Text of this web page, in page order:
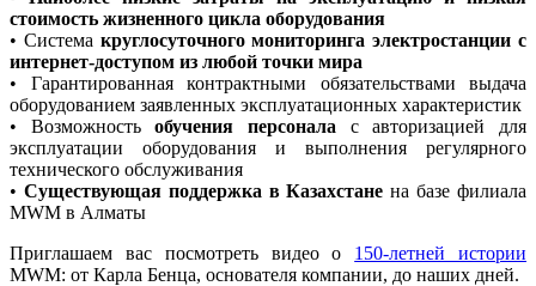
стоимость жизненного цикла оборудования
• Система круглосуточного мониторинга электростанции с
интернет-доступом из любой точки мира
• Гарантированная контрактными обязательствами выдача
оборудованием заявленных эксплуатационных характеристик
• Возможностьобучения персонала с авторизацией для
эксплуатации оборудования и выполнения регулярного
технического обслуживания
• Существующая поддержка в Казахстане на базе филиала
MWM в Алматы
Приглашаем вас посмотреть видео о 150-летней истории
MWM: от Карла Бенца, основателя компании, до наших дней.